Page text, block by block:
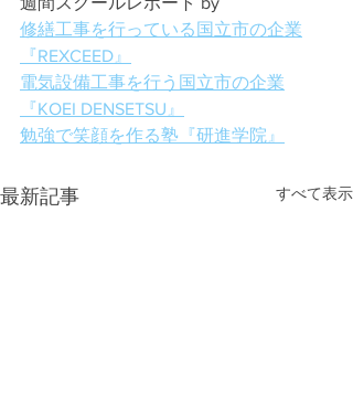
修繕工事を行っている国立市の企業
『REXCEED』
電気設備工事を行う国立市の企業
『KOEI DENSETSU』
勉強で笑顔を作る塾『研進学院』
最新記事 すべて表示